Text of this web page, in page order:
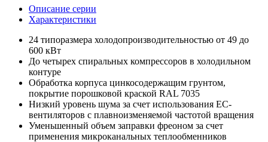
Описание серии
Характеристики
24 типоразмера холодопроизводительностью от 49 до
600 кВт
До четырех спиральных компрессоров в холодильном
контуре
Обработка корпуса цинкосодержащим грунтом,
покрытие порошковой краской RAL 7035
Низкий уровень шума за счет использования EC-
вентиляторов с плавноизменяемой частотой вращения
Уменьшенный объем заправки фреоном за счет
применения микроканальных теплообменников